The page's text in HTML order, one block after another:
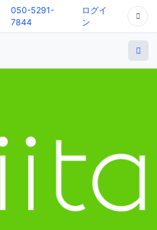
050-5291-
7844
ログイ
ン